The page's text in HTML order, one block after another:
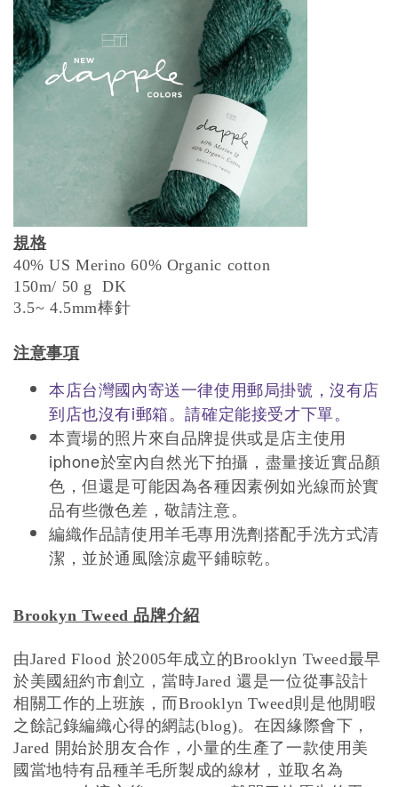
規格
40% US Merino 60% Organic cotton
150m/ 50 g DK
3.5~ 4.5mm棒針
注意事項
本店台灣國內寄送一律使用郵局掛號，沒有店
到店也沒有i郵箱。請確定能接受才下單。
本賣場的照片來自品牌提供或是店主使用
iphone於室內自然光下拍攝，盡量接近實品顏
色，但還是可能因為各種因素例如光線而於實
品有些微色差，敬請注意。
編織作品請使用羊毛專用洗劑搭配手洗方式清
潔，並於通風陰涼處平鋪晾乾。
Brookyn Tweed 品牌介紹
由Jared Flood 於2005年成立的Brooklyn Tweed最早
於美國紐約市創立，當時Jared還是一位從事設計
相關工作的上班族，而Brooklyn Tweed則是他閒暇
之餘記錄編織心得的網誌(blog)。在因緣際會下，
Jared 開始於朋友合作，小量的生產了一款使用美
國當地特有品種羊毛所製成的線材，並取名為